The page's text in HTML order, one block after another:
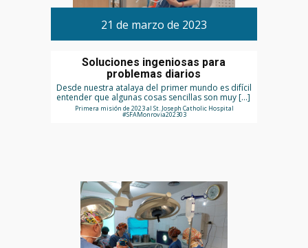
21 de marzo de 2023
Soluciones ingeniosas para
problemas diarios
Desde nuestra atalaya del primer mundo es difícil
entender que algunas cosas sencillas son muy […]
Primera misión de 2023 al St. Joseph Catholic Hospital
#SFAMonrovia202303